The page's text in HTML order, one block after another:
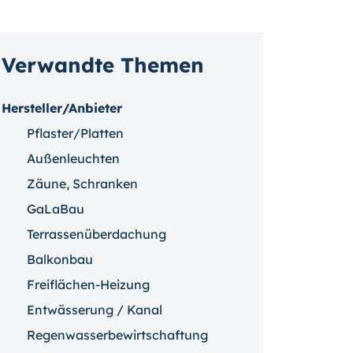
Verwandte Themen
Hersteller/Anbieter
Pflaster/Platten
Außenleuchten
Zäune, Schranken
GaLaBau
Terrassenüberdachung
Balkonbau
Freiflächen-Heizung
Entwässerung / Kanal
Regenwasserbewirtschaftung